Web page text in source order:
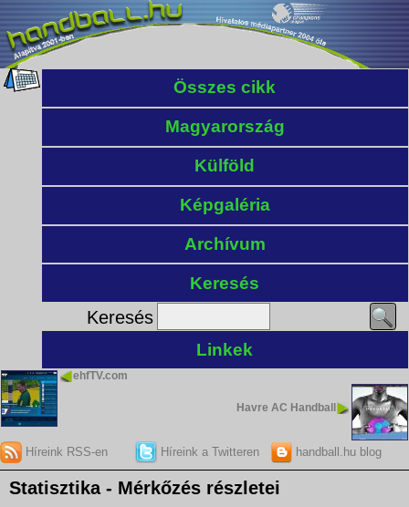
Összes cikk
Magyarország
Külföld
Képgaléria
Archívum
Keresés
Keresés
Linkek
ehfTV.com
Havre AC Handball
Híreink RSS-en Híreink a Twitteren handball.hu blog
Statisztika - Mérkőzés részletei